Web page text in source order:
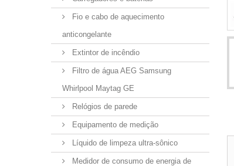
Fio e cabo de aquecimento
anticongelante
Extintor de incêndio
Filtro de água AEG Samsung
Whirlpool Maytag GE
Relógios de parede
Equipamento de medição
Líquido de limpeza ultra-sônico
Medidor de consumo de energia de